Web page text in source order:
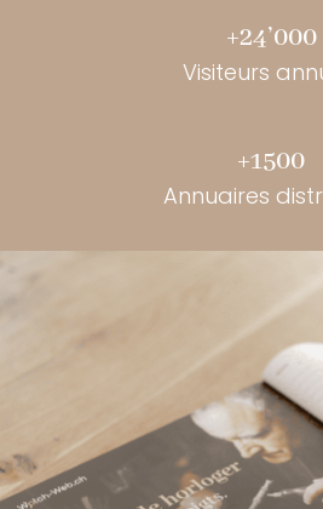
+24’000
Visiteurs
+1500
Annuaires